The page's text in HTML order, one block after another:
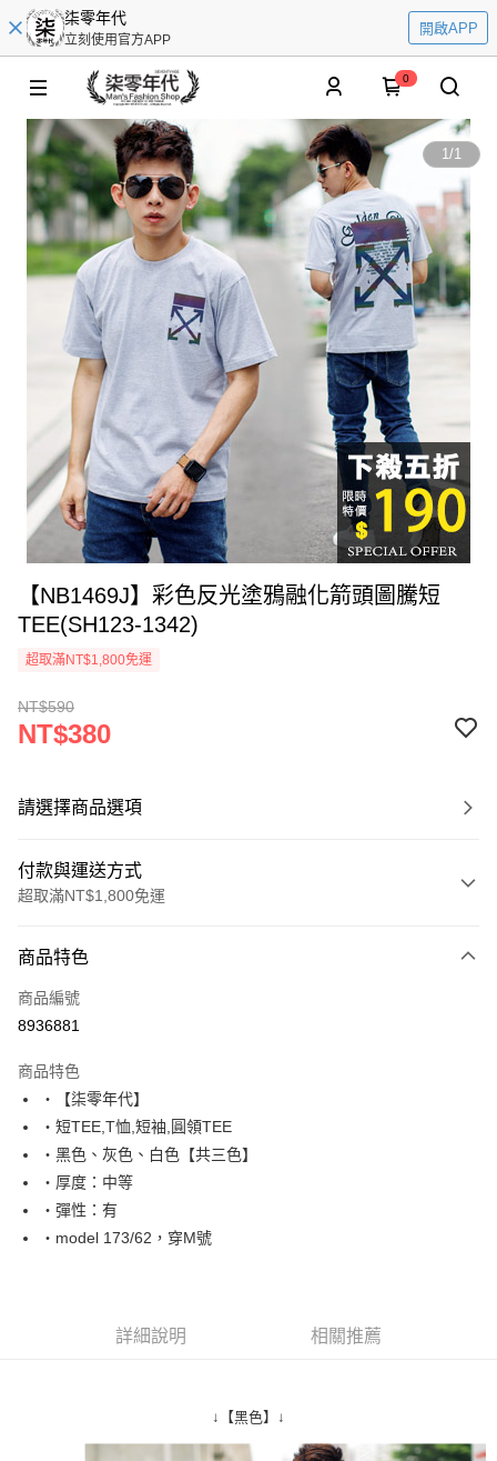
柒零年代
立刻使用官方APP
開啟APP
0
1/1
【NB1469J】彩色反光塗鴉融化箭頭圖騰短
TEE(SH123-1342)
超取滿NT$1,800免運
NT$590
NT$380
請選擇商品選項
付款與運送方式
超取滿NT$1,800免運
信用卡一次付款
超商取貨付款
Apple Pay
街口支付
悠遊付
Google Pay
AFTEE先享後付是「在收到商品之後才付款」的支付方式。 讓您購物簡單
３．安心：先確認商品／服務後，再付款。
【「AFTEE先享後付」結帳流程】
每筆NT$80，滿NT$1,800(含以上)免運費
商品特色
商品編號
8936881
商品特色
‧【柒零年代】
‧短TEE,T恤,短袖,圓領TEE
‧黑色、灰色、白色【共三色】
‧厚度：中等
‧彈性：有
‧model 173/62，穿M號
詳細說明 相關推薦
↓【黑色】↓